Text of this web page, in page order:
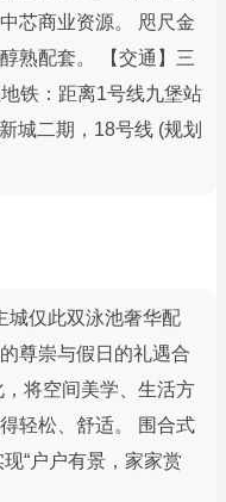
芯商业资源。 咫尺金
熟配套。 【交通】三
铁：距离1号线九堡站
城二期，18号线 (规划
城仅此双泳池奢华配
尊崇与假日的礼遇合
将空间美学、生活方
轻松、舒适。 围合式
“户户有景，家家赏